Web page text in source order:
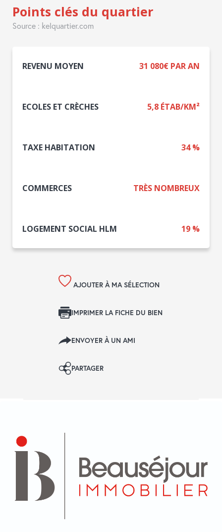
Points clés du quartier
Source : kelquartier.com
REVENU MOYEN 31 080€ PAR AN
ECOLES ET CRÈCHES 5,8 ÉTAB/KM²
TAXE HABITATION 34 %
COMMERCES TRÈS NOMBREUX
LOGEMENT SOCIAL HLM 19 %
AJOUTER À MA SÉLECTION
IMPRIMER LA FICHE DU BIEN
ENVOYER À UN AMI
PARTAGER